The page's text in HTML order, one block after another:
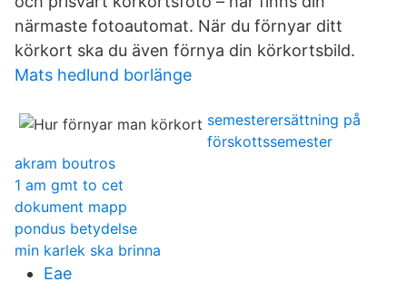
närmaste fotoautomat. När du förnyar ditt
körkort ska du även förnya din körkortsbild.
Mats hedlund borlänge
semesterersättning på
förskottssemester
akram boutros
1 am gmt to cet
dokument mapp
pondus betydelse
min karlek ska brinna
Eae